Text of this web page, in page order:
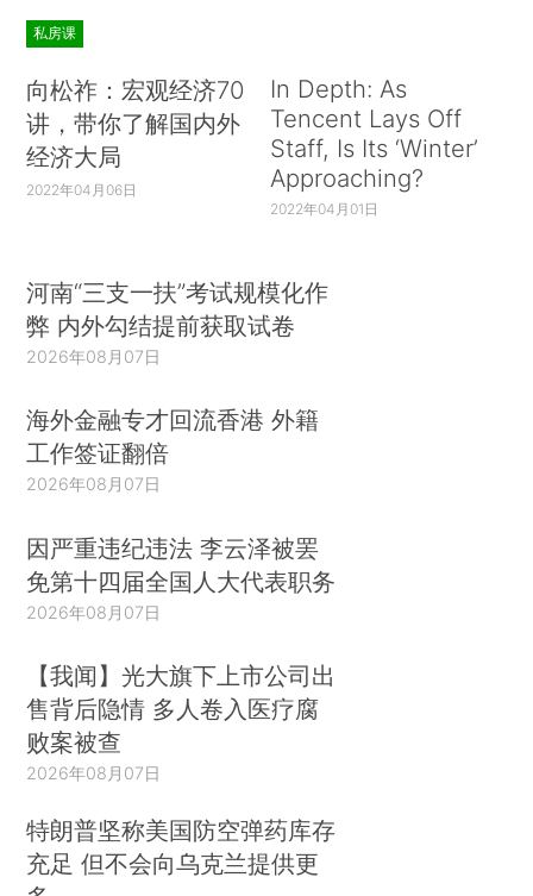
私房课
向松祚：宏观经济70
讲，带你了解国内外
经济大局
2022年04月06日
In Depth: As
Tencent Lays Off
Staff, Is Its ‘Winter’
Approaching?
2022年04月01日
河南“三支一扶”考试规模化作
弊 内外勾结提前获取试卷
2026年08月07日
海外金融专才回流香港 外籍
工作签证翻倍
2026年08月07日
因严重违纪违法 李云泽被罢
免第十四届全国人大代表职务
2026年08月07日
【我闻】光大旗下上市公司出
售背后隐情 多人卷入医疗腐
败案被查
2026年08月07日
特朗普坚称美国防空弹药库存
充足 但不会向乌克兰提供更